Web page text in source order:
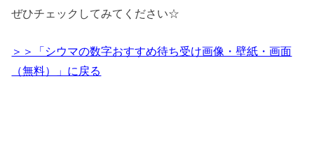
ぜひチェックしてみてください☆
＞＞「シウマの数字おすすめ待ち受け画像・壁紙・画面
（無料）」に戻る